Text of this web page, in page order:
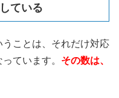
ている
ことは、それだけ対応
ています。 その数は、